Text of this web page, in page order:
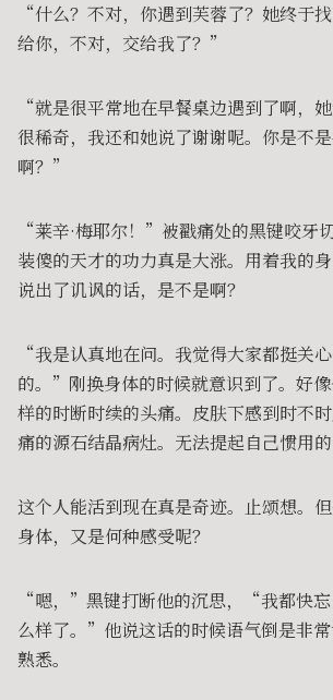
“什么？不对，你遇到芙蓉了？她终于
给你，不对，交给我了？”
“就是很平常地在早餐桌边遇到了啊，
很稀奇，我还和她说了谢谢呢。你是不
啊？”
“莱辛·梅耶尔！”被戳痛处的黑键咬牙
装傻的天才的功力真是大涨。用着我的
说出了讥讽的话，是不是啊？
“我是认真地在问。我觉得大家都挺关
的。”刚换身体的时候就意识到了。好
样的时断时续的头痛。皮肤下感到时不
痛的源石结晶病灶。无法提起自己惯用的
这个人能活到现在真是奇迹。止颂想。
身体，又是何种感受呢？
“嗯，”黑键打断他的沉思，“我都快
么样了。”他说这话的时候语气倒是非
熟悉。